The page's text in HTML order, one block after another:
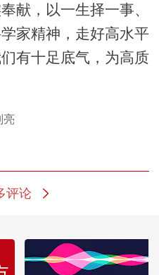
献，以一生择一事、
家精神，走好高水平
有十足底气，为高质
亮
评论